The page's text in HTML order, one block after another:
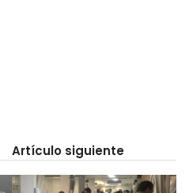
Artículo siguiente